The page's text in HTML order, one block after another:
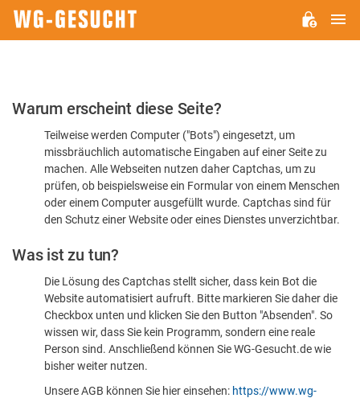
Bitte
dass
sind
Warum erscheint diese Seite?
Teilweise werden Computer ("Bots") eingesetzt, um
missbräuchlich automatische Eingaben auf einer Seite zu
machen. Alle Webseiten nutzen daher Captchas, um zu
prüfen, ob beispielsweise ein Formular von einem Menschen
oder einem Computer ausgefüllt wurde. Captchas sind für
den Schutz einer Website oder eines Dienstes unverzichtbar.
Was ist zu tun?
Die Lösung des Captchas stellt sicher, dass kein Bot die
Website automatisiert aufruft. Bitte markieren Sie daher die
Checkbox unten und klicken Sie den Button "Absenden". So
wissen wir, dass Sie kein Programm, sondern eine reale
Person sind. Anschließend können Sie WG-Gesucht.de wie
bisher weiter nutzen.
Unsere AGB können Sie hier einsehen: https://www.wg-